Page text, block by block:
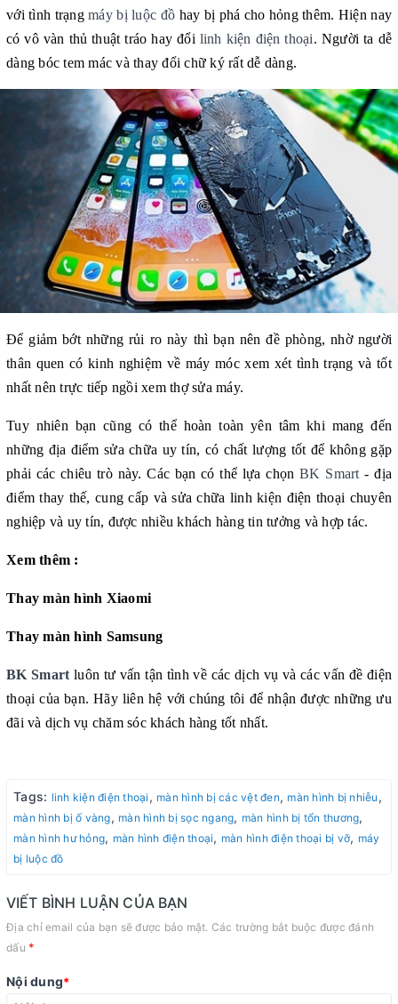
với tình trạng máy bị luộc đồ hay bị phá cho hỏng thêm. Hiện nay
có vô vàn thủ thuật tráo hay đổi linh kiện điện thoại. Người ta dễ
dàng bóc tem mác và thay đổi chữ ký rất dễ dàng.
Để giảm bớt những rủi ro này thì bạn nên đề phòng, nhờ người
thân quen có kinh nghiệm về máy móc xem xét tình trạng và tốt
nhất nên trực tiếp ngồi xem thợ sửa máy.
Tuy nhiên bạn cũng có thể hoàn toàn yên tâm khi mang đến
những địa điểm sửa chữa uy tín, có chất lượng tốt để không gặp
phải các chiêu trò này. Các bạn có thể lựa chọn BK Smart - địa
điểm thay thế, cung cấp và sửa chữa linh kiện điện thoại chuyên
nghiệp và uy tín, được nhiều khách hàng tin tưởng và hợp tác.
Xem thêm :
Thay màn hình Xiaomi
Thay màn hình Samsung
BK Smart luôn tư vấn tận tình về các dịch vụ và các vấn đề điện
thoại của bạn. Hãy liên hệ với chúng tôi để nhận được những ưu
đãi và dịch vụ chăm sóc khách hàng tốt nhất.
Tags: linh kiện điện thoại , màn hình bị các vệt đen, màn hình bị nhiễu ,
màn hình bị ố vàng, màn hình bị sọc ngang, màn hình bị tổn thương,
màn hình hư hỏng, màn hình điện thoại, màn hình điện thoại bị vỡ, máy
bị luộc đồ
VIẾT BÌNH LUẬN CỦA BẠN
Địa chỉ email của bạn sẽ được bảo mật. Các trường bắt buộc được đánh
dấu *
Nội dung*